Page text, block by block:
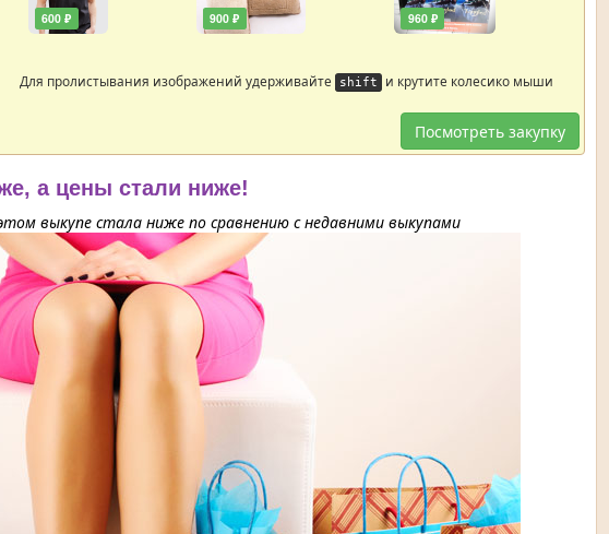
600 ₽ 900 ₽ 960 ₽
Для пролистывания изображений удерживайте shift и крутите колесико мыши
Посмотреть закупку
а цены стали ниже!
выкупе стала ниже по сравнению с недавними выкупами